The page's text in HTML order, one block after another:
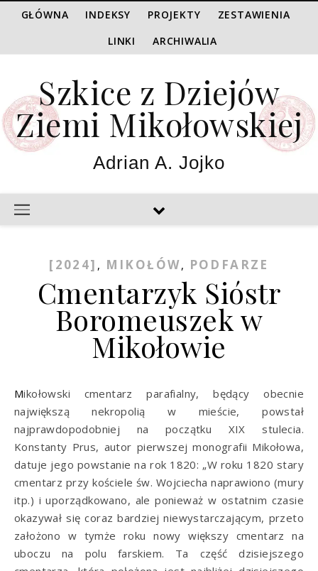
GŁÓWNA INDEKSY PROJEKTY
ZESTAWIENIA
LINKI
ARCHIWALIA
Szkice z Dziejów
Ziemi Mikołowskiej
Adrian A. Jojko
[2024] , MIKOŁÓW, PODFARZE
Cmentarzyk Sióstr
Boromeuszek w
Mikołowie
Mikołowski cmentarz parafialny, będący obecnie
największą nekropolią w mieście, powstał
najprawdopodobniej na początku XIX stulecia.
Konstanty Prus, autor pierwszej monografii Mikołowa,
datuje jego powstanie na rok 1820: „W roku 1820 stary
cmentarz przy kościele św. Wojciecha naprawiono (mury
itp.) i uporządkowano, ale ponieważ w ostatnim czasie
okazywał się coraz bardziej niewystarczającym, przeto
założono w tymże roku nowy większy cmentarz na
uboczu na polu farskiem. Ta część dzisiejszego